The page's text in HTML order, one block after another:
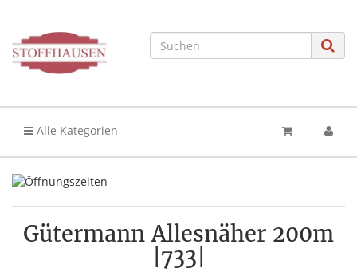
Alle Kategorien
Gütermann Allesnäher 200m
|733|